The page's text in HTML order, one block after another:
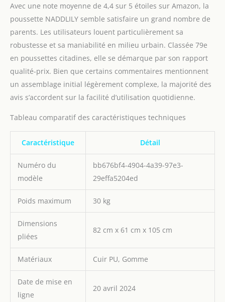
Saisons】 Conçue pour
s'adapter aux conditions
météorologiques
changeantes, notre
pousette est équipée
d'un auvent réglable
multi-angles, offrant une
ombre et une protection
optimales contre les
éléments. Qu'il s'agisse
torride ou de vents froids
en hiver, vous pouvez
être assuré que votre
bébé restera à l'aise et
protégé lors des
aventures en plein air
【Conception Mécanique
d'ingénierie et
SUV】 Cette pousette 3
considérablement
améliorer la portance et
l'absorption des chocs
triangulaire, protégeant
Avec une note moyenne de 4,4 sur 5 étoiles sur Amazon, la
poussette NADDLILY semble satisfaire un grand nombre de
parents. Les utilisateurs louent particulièrement sa
robustesse et sa maniabilité en milieu urbain. Classée 79e
en poussettes citadines, elle se démarque par son rapport
qualité-prix. Bien que certains commentaires mentionnent
un assemblage initial légèrement complexe, la majorité des
avis s’accordent sur la facilité d’utilisation quotidienne.
Tableau comparatif des caractéristiques techniques
Caractéristique Détail
Numéro du
modèle
bb676bf4-4904-4a39-97e3-
29effa5204ed
Poids maximum 30 kg
Dimensions
pliées
82 cm x 61 cm x 105 cm
Matériaux Cuir PU, Gomme
Date de mise en
ligne
20 avril 2024